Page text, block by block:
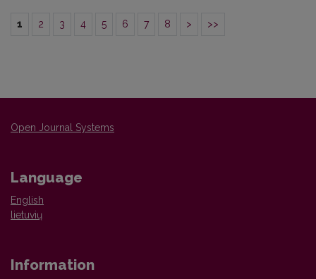
1 2 3 4 5 6 7 8 > >>
Open Journal Systems
Language
English
lietuvių
Information